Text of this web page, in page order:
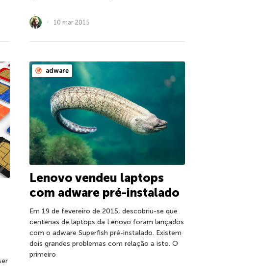
10 mar 2015
adware
Lenovo vendeu laptops
com adware pré-instalado
Em 19 de fevereiro de 2015, descobriu-se que
centenas de laptops da Lenovo foram lançados
com o adware Superfish pré-instalado. Existem
dois grandes problemas com relação a isto. O
primeiro